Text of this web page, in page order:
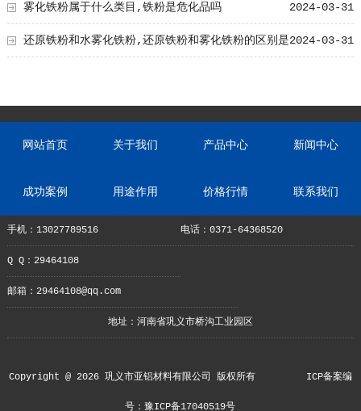
2024-03-31
雾化铁粉属于什么类目,铁粉是危化品吗
2024-03-31
还原铁粉和水雾化铁粉,还原铁粉和雾化铁粉的区别是
网站首页 关于我们 产品中心 新闻中心
成功案例 用途作用 价格行情 联系我们
手机：13027789516 电话：0371-64368520
Q Q：29464108
邮箱：29464108@qq.com
地址：河南省巩义市桥沟工业园区
Copyright @ 2026 巩义市亚铝材料有限公司 版权所有 ICP备案编
号：豫ICP备17040519号